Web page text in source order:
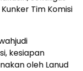
Tim Komisi
kesiapan
oleh Lanud